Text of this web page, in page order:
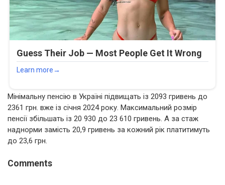
Мінімальну пенсію в Україні підвищать із 2093 гривень до
2361 грн. вже із січня 2024 року. Максимальний розмір
пенсії збільшать із 20 930 до 23 610 гривень. А за стаж
наднорми замість 20,9 гривень за кожний рік платитимуть
до 23,6 грн.
Comments